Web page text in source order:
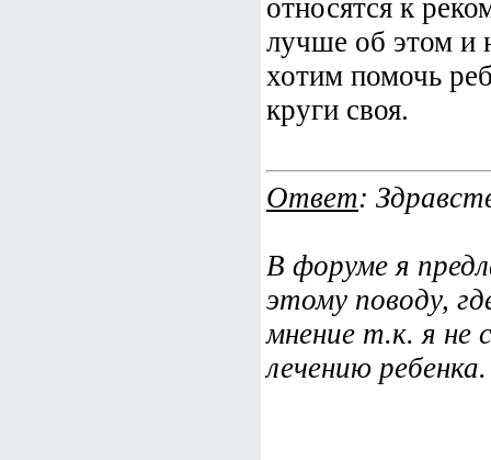
относятся к
лучше об этом и
хотим помочь
круги своя.
Ответ:
В форуме я
этому поводу,
мнение т.к. я не
лечению ребенка.